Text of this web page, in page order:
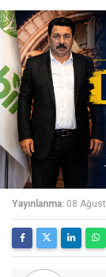
Yayınlanma: 08